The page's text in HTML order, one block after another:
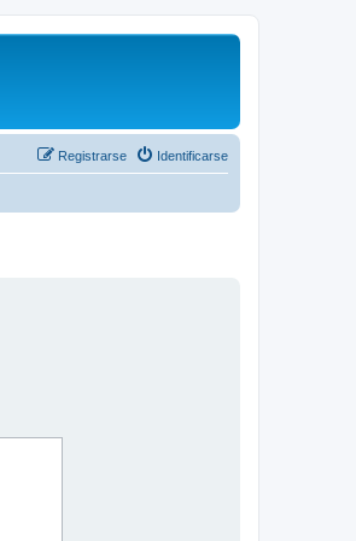
Identificarse
Registrarse